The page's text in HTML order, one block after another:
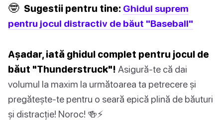
🤓 Sugestii pentru tine: Ghidul suprem
pentru jocul distractiv de băut "Baseball"
Așadar, iată ghidul complet pentru jocul de
băut "Thunderstruck"! Asigură-te că dai
volumul la maxim la următoarea ta petrecere și
pregătește-te pentru o seară epică plină de băuturi
și distracție! Noroc! 🍻⚡️